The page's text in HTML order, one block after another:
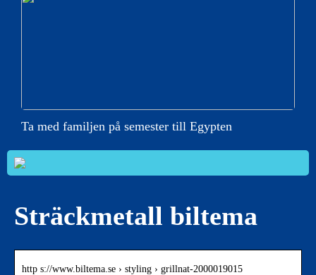
Ta med familjen på semester till Egypten
Sträckmetall biltema
http s://www.biltema.se › styling › grillnat-2000019015